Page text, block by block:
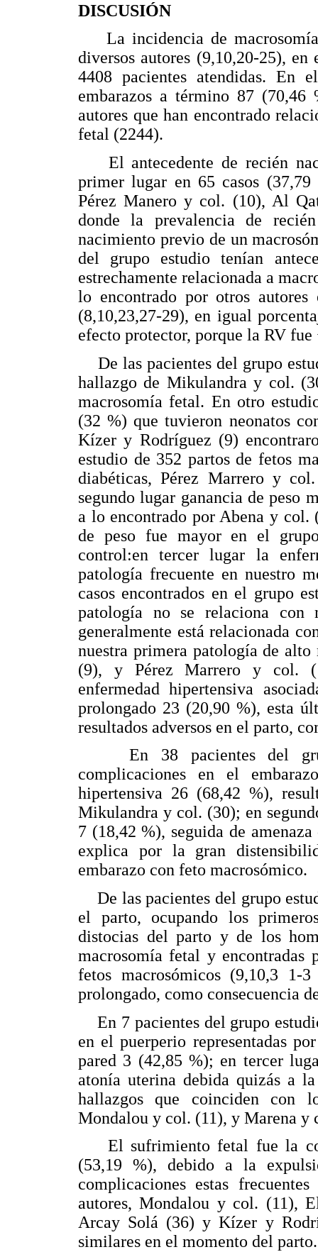
DISCUSIÓN
La incidencia de
diversos autores (9,10,20-25),
4408 pacientes atendidas. En
embarazos a término 87
autores que han encontrado
fetal (2244).
El antecedente de recién
primer lugar en 65 casos
Pérez Manero y col. (10), Al
donde la prevalencia de
nacimiento previo de un
del grupo estudio tenían
estrechamente relacionada a
lo encontrado por otros autores
(8,10,23,27-29), en igual
efecto protector, porque la RV fue
De las pacientes del grupo
hallazgo de Mikulandra y col.
macrosomía fetal. En otro
(32 %) que tuvieron neonatos
Kízer y Rodríguez (9)
estudio de 352 partos de fetos
diabéticas, Pérez Marrero y
segundo lugar ganancia de peso
a lo encontrado por Abena y
de peso fue mayor en el
control:en tercer lugar la
patología frecuente en nuestro
casos encontrados en el grupo
patología no se relaciona con
generalmente está relacionada
nuestra primera patología de
(9), y Pérez Marrero y col.
enfermedad hipertensiva
prolongado 23 (20,90 %), esta
resultados adversos en el parto,
En 38 pacientes del
complicaciones en el
hipertensiva 26 (68,42 %),
Mikulandra y col. (30); en
7 (18,42 %), seguida de
explica por la gran
embarazo con feto macrosómico.
De las pacientes del grupo
el parto, ocupando los
distocias del parto y de los
macrosomía fetal y encontradas
fetos macrosómicos (9,10,3
prolongado, como consecuencia
En 7 pacientes del grupo
en el puerperio representadas
pared 3 (42,85 %); en tercer
atonía uterina debida quizás a
hallazgos que coinciden con
Mondalou y col. (11), y Marena y
El sufrimiento fetal fue la
(53,19 %), debido a la
complicaciones estas
autores, Mondalou y col. (11),
Arcay Solá (36) y Kízer y
similares en el momento del parto.